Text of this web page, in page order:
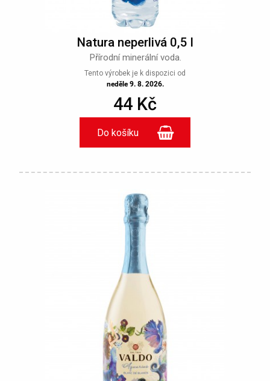
Natura neperlivá 0,5 l
Přírodní minerální voda.
Tento výrobek je k dispozici od
neděle 9. 8. 2026.
44 Kč